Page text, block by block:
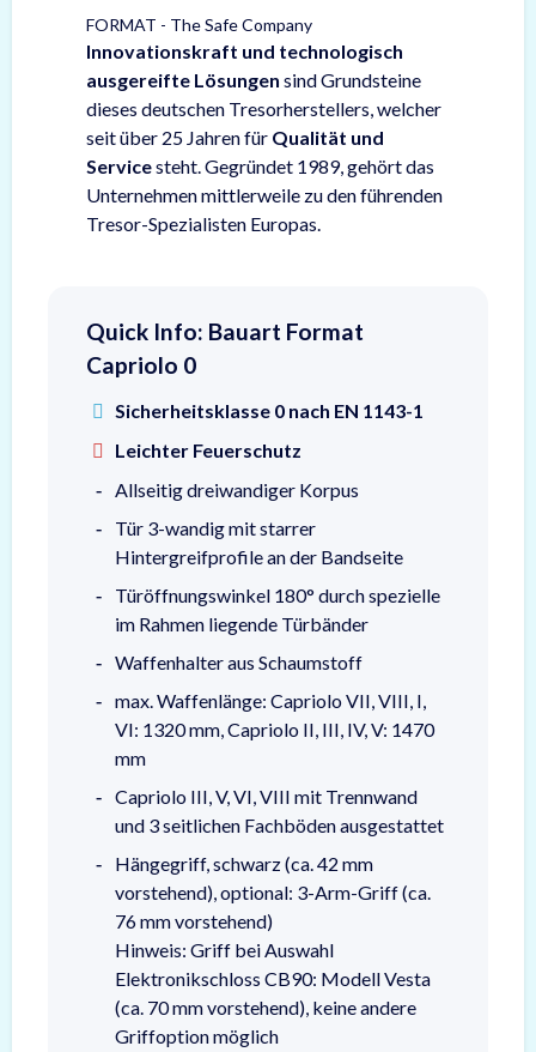
FORMAT - The Safe Company
Innovationskraft und technologisch
ausgereifte Lösungen sind Grundsteine
dieses deutschen Tresorherstellers, welcher
seit über 25 Jahren für Qualität und
Servicesteht. Gegründet 1989, gehört das
Unternehmen mittlerweile zu den führenden
Tresor-Spezialisten Europas.
Quick Info: Bauart Format
Capriolo 0
Sicherheitsklasse 0 nach EN 1143-1
Leichter Feuerschutz
Allseitig dreiwandiger Korpus
Tür 3-wandig mit starrer
Hintergreifprofile an der Bandseite
Türöffnungswinkel 180° durch spezielle
im Rahmen liegende Türbänder
Waffenhalter aus Schaumstoff
max. Waffenlänge: Capriolo VII, VIII, I,
VI: 1320 mm, Capriolo II, III, IV, V: 1470
mm
Capriolo III, V, VI, VIII mit Trennwand
und 3 seitlichen Fachböden ausgestattet
Hängegriff, schwarz (ca. 42 mm
vorstehend), optional: 3-Arm-Griff (ca.
76 mm vorstehend)
Hinweis: Griff bei Auswahl
Elektronikschloss CB90: Modell Vesta
(ca. 70 mm vorstehend), keine andere
Griffoption möglich